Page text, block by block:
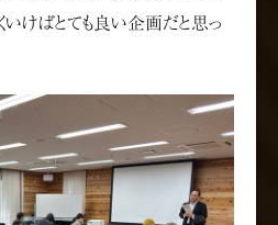
いけばとても良い企画だと思っ